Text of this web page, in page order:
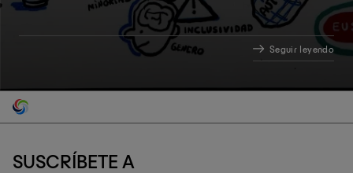
Seguir leyendo
SUSCRÍBETE A